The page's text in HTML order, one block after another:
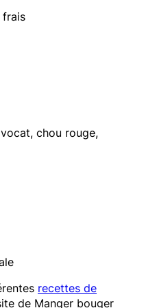
frais
chou rouge,
recettes de
de Manger bouger